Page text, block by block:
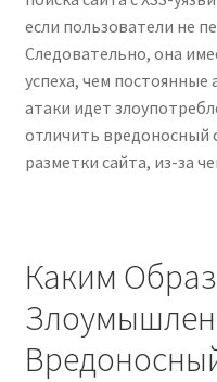
если пользователи не
Следовательно, она
успеха, чем постоянные
атаки идет
отличить вредоносный
разметки сайта, из-за
Каким